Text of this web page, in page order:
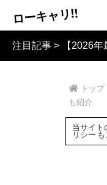
ローキャリ!!
注目記事 > 【2026
トップ
も紹介
当サイト
リシー